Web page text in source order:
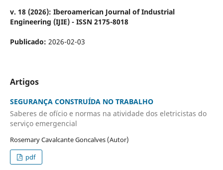
v. 18 (2026): Iberoamerican Journal of Industrial
Engineering (IJIE) - ISSN 2175-8018
Publicado: 2026-02-03
Artigos
SEGURANÇA CONSTRUÍDA NO TRABALHO
Saberes de ofício e normas na atividade dos eletricistas do
serviço emergencial
Rosemary Cavalcante Goncalves (Autor)
pdf